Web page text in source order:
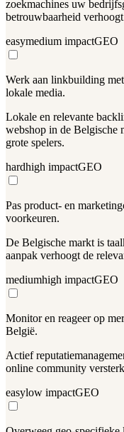
zoekmachines uw
betrouwbaarheid
easymedium impactGEO
Werk aan linkbuilding
lokale media.
Lokale en relevante
webshop in de Belgische
grote spelers.
hardhigh impactGEO
Pas product- en
voorkeuren.
De Belgische markt is
aanpak verhoogt de
mediumhigh impactGEO
Monitor en reageer op
België.
Actief
online community
easylow impactGEO